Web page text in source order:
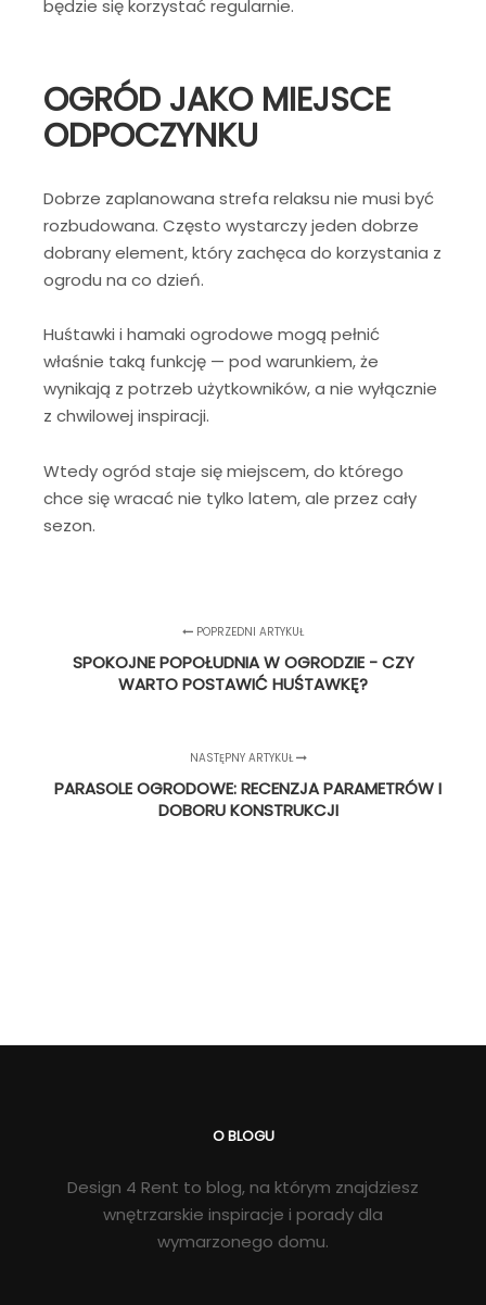
będzie się korzystać regularnie.
OGRÓD JAKO MIEJSCE
ODPOCZYNKU
Dobrze zaplanowana strefa relaksu nie musi być
rozbudowana. Często wystarczy jeden dobrze
dobrany element, który zachęca do korzystania z
ogrodu na co dzień.
Huśtawki i hamaki ogrodowe mogą pełnić
właśnie taką funkcję — pod warunkiem, że
wynikają z potrzeb użytkowników, a nie wyłącznie
z chwilowej inspiracji.
Wtedy ogród staje się miejscem, do którego
chce się wracać nie tylko latem, ale przez cały
sezon.
POPRZEDNI ARTYKUŁ
SPOKOJNE POPOŁUDNIA W OGRODZIE - CZY
WARTO POSTAWIĆ HUŚTAWKĘ?
NASTĘPNY ARTYKUŁ
PARASOLE OGRODOWE: RECENZJA PARAMETRÓW I
DOBORU KONSTRUKCJI
O BLOGU
Design 4 Rent to blog, na którym znajdziesz
wnętrzarskie inspiracje i porady dla
wymarzonego domu.